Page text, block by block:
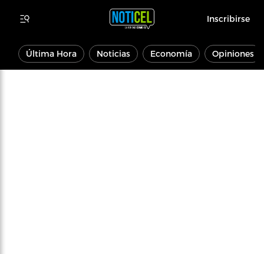
Inscribirse
Última Hora Noticias Economía Opiniones